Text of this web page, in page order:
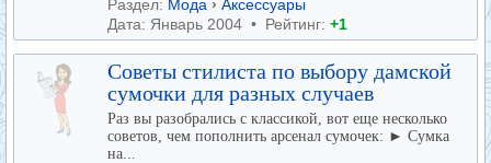
Раздел: Мода › Аксессуары
Дата: Январь 2004 • Рейтинг: +1
Советы стилиста по выбору дамской
сумочки для разных случаев
Раз вы разобрались с классикой, вот еще несколько
советов, чем пополнить арсенал сумочек: ► Сумка
на...